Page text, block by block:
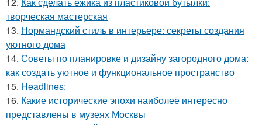
творческая мастерская
13. Нормандский стиль в интерьере: секреты создания
уютного дома
14. Советы по планировке и дизайну загородного дома:
как создать уютное и функциональное пространство
15. Headlines:
16. Какие исторические эпохи наиболее интересно
представлены в музеях Москвы